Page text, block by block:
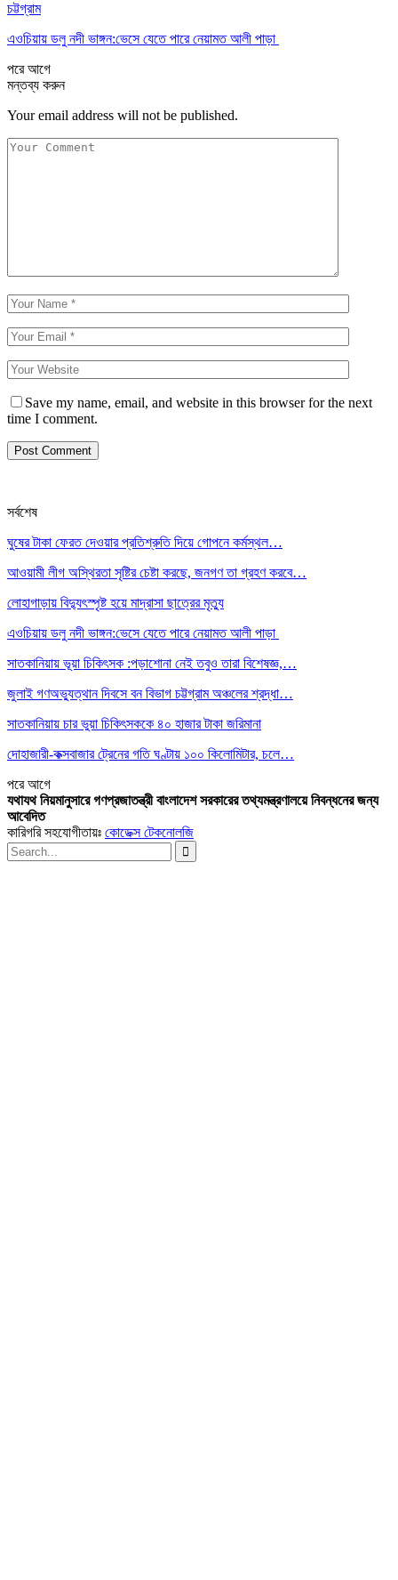
চট্টগ্রাম
এওচিয়ায় ডলু নদী ভাঙ্গন:ভেসে যেতে পারে নেয়ামত আলী পাড়া
পরেআগে
মন্তব্য করুন
Your email address will not be published.
Save my name, email, and website in this browser for the next
time I comment.
সর্বশেষ
ঘুষের টাকা ফেরত দেওয়ার প্রতিশ্রুতি দিয়ে গোপনে কর্মস্থল…
আওয়ামী লীগ অস্থিরতা সৃষ্টির চেষ্টা করছে, জনগণ তা গ্রহণ করবে…
লোহাগাড়ায় বিদ্যুৎস্পৃষ্ট হয়ে মাদ্রাসা ছাত্রের মৃত্যু
এওচিয়ায় ডলু নদী ভাঙ্গন:ভেসে যেতে পারে নেয়ামত আলী পাড়া
সাতকানিয়ায় ভূয়া চিকিৎসক :পড়াশোনা নেই তবুও তারা বিশেষজ্ঞ,…
জুলাই গণঅভ্যুত্থান দিবসে বন বিভাগ চট্টগ্রাম অঞ্চলের শ্রদ্ধা…
সাতকানিয়ায় চার ভুয়া চিকিৎসককে ৪০ হাজার টাকা জরিমানা
দোহাজারী-কক্সবাজার ট্রেনের গতি ঘণ্টায় ১০০ কিলোমিটার, চলে…
পরেআগে
যথাযথ নিয়মানুসারে গণপ্রজাতন্ত্রী বাংলাদেশ সরকারের তথ্যমন্ত্রণালয়ে নিবন্ধনের জন্য
আবেদিত
কারিগরি সহযোগীতায়ঃ কোডেক্স টেকনোলজি